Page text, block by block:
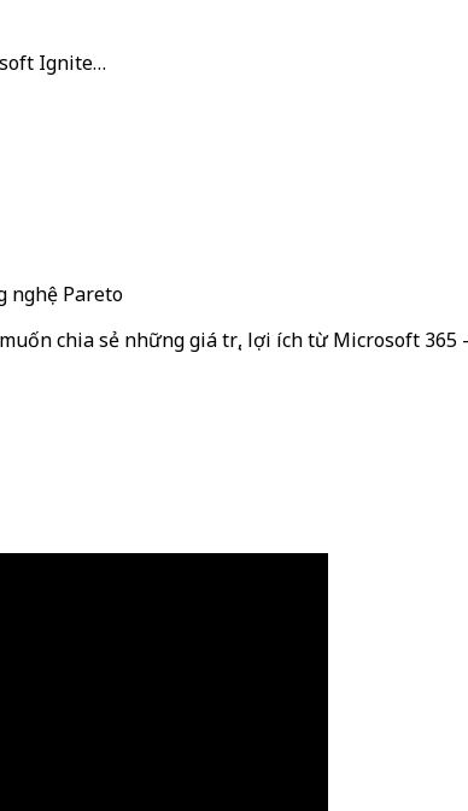
Ignite…
nghệ Pareto
chia sẻ những giá trị, lợi ích từ Microsoft 365